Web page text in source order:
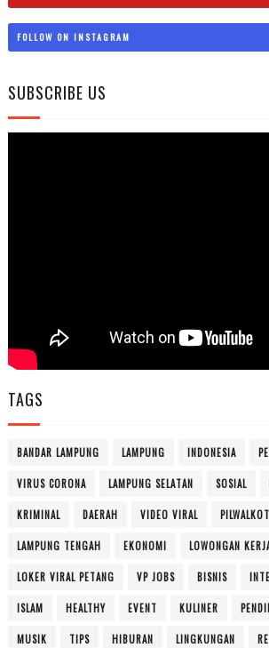
FOLLOW ON INSTAGRAM
SUBSCRIBE US
TAGS
BANDAR LAMPUNG LAMPUNG INDONESIA
VIRUS CORONA LAMPUNG SELATAN SOSIAL
KRIMINAL DAERAH VIDEO VIRAL PILWALKOT
LAMPUNG TENGAH EKONOMI LOWONGAN
LOKER VIRAL PETANG VP JOBS BISNIS
ISLAM HEALTHY EVENT KULINER
MUSIK TIPS HIBURAN LINGKUNGAN